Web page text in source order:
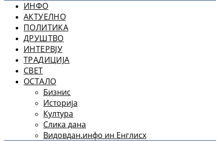
ИНФО
АКТУЕЛНО
ПОЛИТИКА
ДРУШТВО
ИНТЕРВЈУ
ТРАДИЦИЈА
СВЕТ
ОСТАЛО
Бизнис
Историја
Култура
Слика дана
Видовдан.инфо ин Енглисх